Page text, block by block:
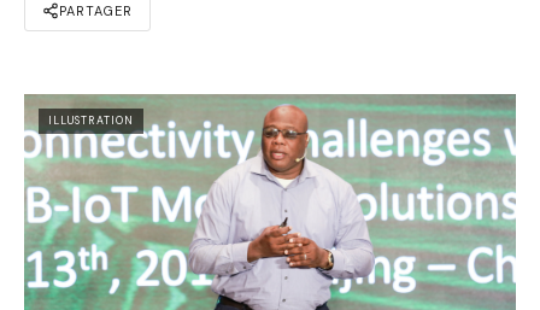
PARTAGER
ILLUSTRATION